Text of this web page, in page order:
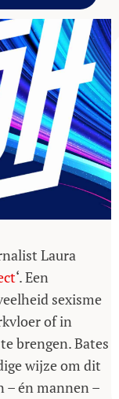
Laura
‘. Een
sexisme
of in
brengen. Bates
wijze om dit
– én mannen –